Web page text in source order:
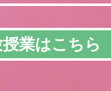
業はこちら